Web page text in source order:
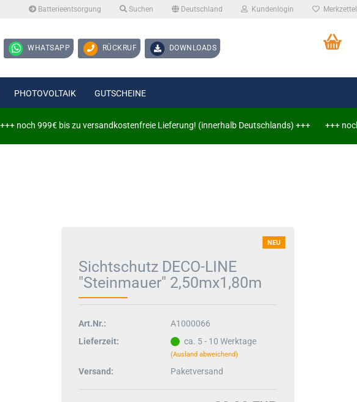
Batterieentsorgung Suchen Deutschland
Lieferland
Kundenlogin Merkzettel
WHATSAPP RÜCKRUF DOWNLOADS
PHOTOVOLTAIK GUTSCHEINE
999€ bis zu versandkostenfreie Lieferung! (innerhalb Deutschlands) +++ +++ noch
NEU
Sichtschutz DECO-LINE
"Steinmauer" 2,50mx1,80m
Art.Nr.:
A1000066
Lieferzeit:
ca. 5 - 10 Werktage
(Ausland abweichend)
Versand: Paketversand